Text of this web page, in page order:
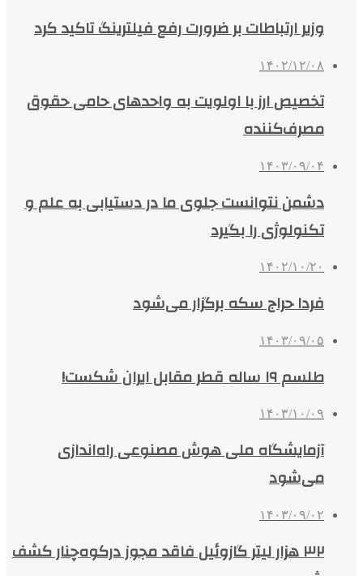
وزیر ارتباطات بر ضرورت رفع فیلترینگ تاکید کرد
۱۴۰۲/۱۲/۰۸
تخصیص ارز با اولویت به واحدهای حامی حقوق
مصرف‌کننده
۱۴۰۳/۰۹/۰۴
دشمن نتوانست جلوی ما در دستیابی به علم و
تکنولوژی را بگیرد
۱۴۰۲/۱۰/۲۰
فردا حراج سکه برگزار می‌شود
۱۴۰۳/۰۹/۰۵
طلسم ۱۹ ساله قطر مقابل ایران شکست!
۱۴۰۳/۱۰/۰۹
آزمایشگاه ملی هوش مصنوعی راه‌اندازی
می‌شود
۱۴۰۳/۰۹/۰۲
۳۲ هزار لیتر گازوئیل فاقد مجوز درکوه‌چنار کشف